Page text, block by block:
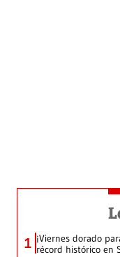
1 ¡Viernes dorado
récord histórico en